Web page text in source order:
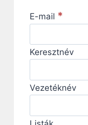
E-mail *
Keresztnév
Vezetéknév